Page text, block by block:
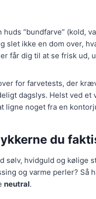
“bundfarve” (kold,
slet ikke en dom over,
får dig til at se frisk ud,
for farvetests, der
dagslys. Helst ved
ligne noget fra en
du
sølv, hvidguld og kølige
og varme perler? Så
neutral.